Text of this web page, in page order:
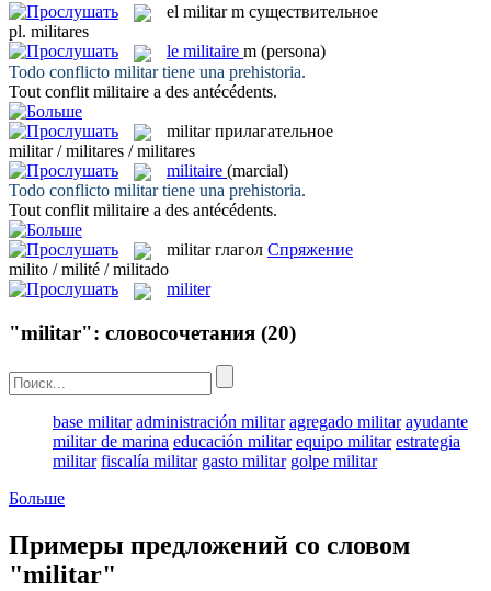
el militar m существительное
pl. militares
le militaire m (persona)
Todo conflicto militartiene una prehistoria.
Tout conflit militaire a des antécédents.
militar прилагательное
militar / militares / militares
militaire (marcial)
Todo conflicto militartiene una prehistoria.
Tout conflit militaire a des antécédents.
militar глагол Спряжение
milito / milité / militado
militer
"militar": словосочетания (20)
base militar administración militar agregado militar ayudante
militar de marina educación militar equipo militar estrategia
militar fiscalía militar gasto militar golpe militar
Больше
Примеры предложений со словом
"militar"